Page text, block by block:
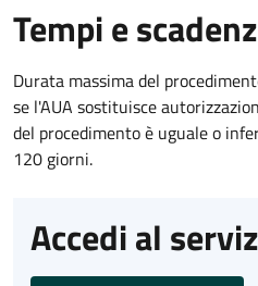
Tempi e
Durata massima del
se l'AUA sostituisce
del procedimento è uguale o
120 giorni.
Accedi al